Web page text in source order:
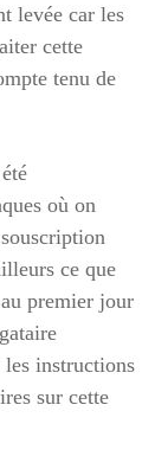
levée car les
cette
tenu de
où on
ce que
premier jour
instructions
sur cette